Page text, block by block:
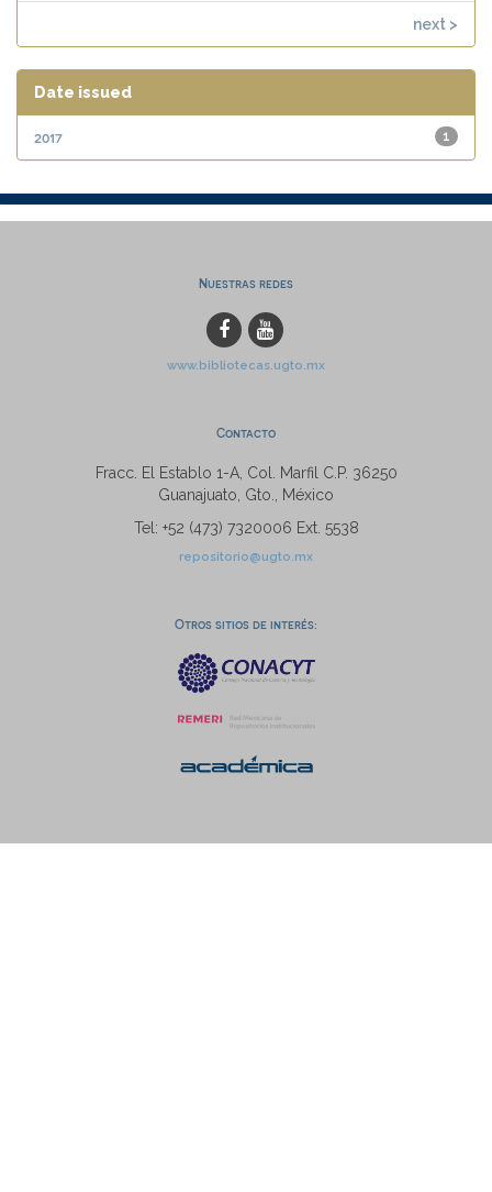
next >
Date issued
1
2017
Nuestras redes
www.bibliotecas.ugto.mx
Contacto
Fracc. El Establo 1-A, Col. Marfil C.P. 36250
Guanajuato, Gto., México
Tel: +52 (473) 7320006 Ext. 5538
repositorio@ugto.mx
Otros sitios de interés: